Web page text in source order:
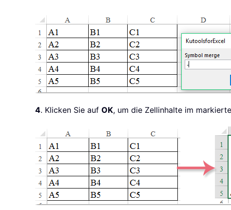
4. Klicken Sie auf OK, um die Zellinhalte im